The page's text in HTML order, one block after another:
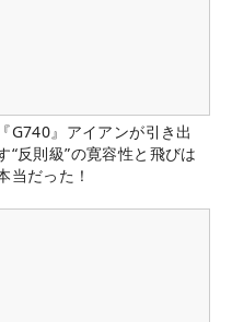
『G740』アイアンが引き出
“反則級”の寛容性と飛びは
当だった！